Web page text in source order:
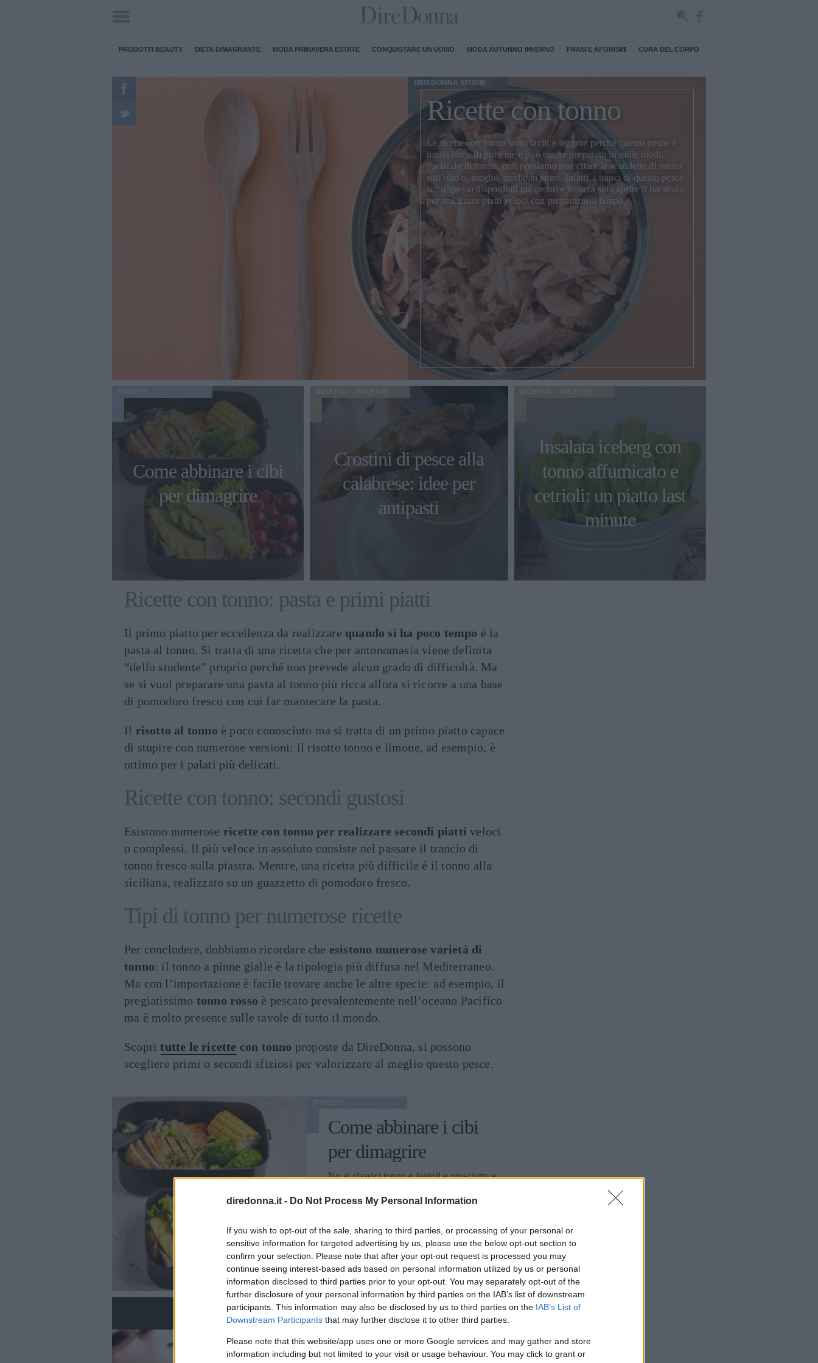
diredonna.it - Do Not Process My Personal Information
If you wish to opt-out of the sale, sharing to third parties, or processing of your personal or
sensitive information for targeted advertising by us, please use the below opt-out section to
confirm your selection. Please note that after your opt-out request is processed you may
continue seeing interest-based ads based on personal information utilized by us or personal
information disclosed to third parties prior to your opt-out. You may separately opt-out of the
further disclosure of your personal information by third parties on the IAB’s list of downstream
participants. This information may also be disclosed by us to third parties on the IAB’s List of
Downstream Participants that may further disclose it to other third parties.
Please note that this website/app uses one or more Google services and may gather and store
information including but not limited to your visit or usage behaviour. You may click to grant or
PRODOTTI BEAUTY DIETA DIMAGRANTE MODA PRIMAVERA ESTATE CONQUISTARE UN UOMO MODA AUTUNNO INVERNO FRASI E AFORISMI CURA DEL CORPO
DIREDONNA STORIE
Ricette con tonno
Lericette con tonno sono facili e leggere perché questo pesce è
molto ricco di proteine e può essere preparato in mille modi.
Parlando di tonno, non possiamo non citare le scatolette di tonno
sott’olio o, meglio, quelle in vetro. Infatti, i tranci di questo pesce
sono spesso disponibili già pronti e basterà solo aprire il barattolo
per realizzare piatti veloci con preparazioni lampo.
Come abbinare i cibi
per dimagrire
RICETTA
Crostini di pesce alla
calabrese: idee per
antipasti
RICETTA
Insalata iceberg con
tonno affumicato e
cetrioli: un piatto last
minute
Ricette con tonno: pasta e primi piatti
Il primo piatto per eccellenza da realizzare quando si ha poco tempo è la
pasta al tonno. Si tratta di una ricetta che per antonomasia viene definita
“dello studente” proprio perché non prevede alcun grado di difficoltà. Ma
se si vuol preparare una pasta al tonno più ricca allora si ricorre a una base
di pomodoro fresco con cui far mantecare la pasta.
Il risotto al tonno è poco conosciuto ma si tratta di un primo piatto capace
di stupire con numerose versioni: il risotto tonno e limone, ad esempio, è
ottimo per i palati più delicati.
Ricette con tonno: secondi gustosi
Esistono numerose ricette con tonno per realizzare secondi piattiveloci
o complessi. Il più veloce in assoluto consiste nel passare il trancio di
tonno fresco sulla piastra. Mentre, una ricetta più difficile è il tonno alla
siciliana, realizzato su un guazzetto di pomodoro fresco.
Tipi di tonno per numerose ricette
Per concludere, dobbiamo ricordare che esistono numerose varietà di
tonno: il tonno a pinne gialle è la tipologia più diffusa nel Mediterraneo.
Ma con l’importazione è facile trovare anche le altre specie: ad esempio, il
pregiatissimo tonno rosso è pescato prevalentemente nell’oceano Pacifico
ma è molto presente sulle tavole di tutto il mondo.
Scopritutte le ricette con tonno proposte da DireDonna, si possono
scegliere primi o secondi sfiziosi per valorizzare al meglio questo pesce.
Come abbinare i cibi
per dimagrire
No ai classici tonno e fagioli e prosciutto e
le verdure.
RICETTA RICETTE
Crostini di pesce alla
calabrese: idee per